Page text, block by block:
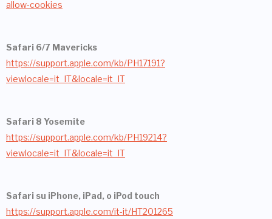
allow-cookies
Safari 6/7 Mavericks
https://support.apple.com/kb/PH17191?
viewlocale=it_IT&locale=it_IT
Safari 8 Yosemite
https://support.apple.com/kb/PH19214?
viewlocale=it_IT&locale=it_IT
Safari su iPhone, iPad, o iPod touch
https://support.apple.com/it-it/HT201265